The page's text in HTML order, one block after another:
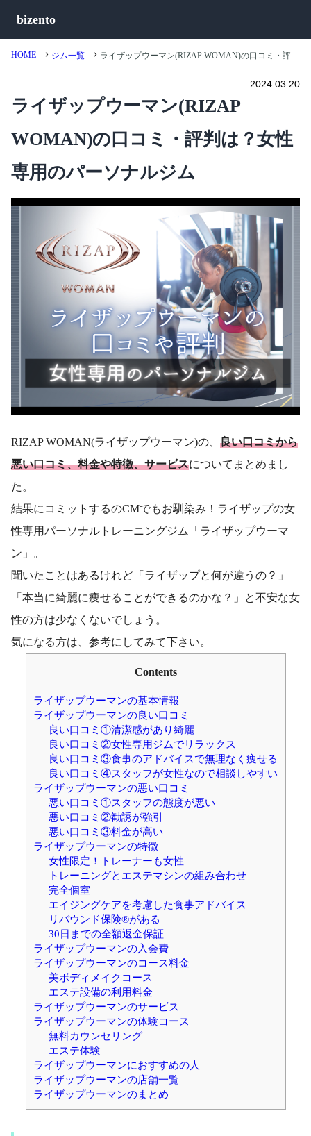
bizento
HOME ジム一覧 ライザップウーマン(RIZAP WOMAN)の口コミ・評判は？女性専用のパーソナルジム
2024.03.20
ライザップウーマン(RIZAP
WOMAN)の口コミ・評判は？女性
専用のパーソナルジム
RIZAP WOMAN(ライザップウーマン)の、 良い口コミから
悪い口コミ、料金や特徴、サービスについてまとめまし
た。
結果にコミットするのCMでもお馴染み！ライザップの女
性専用パーソナルトレーニングジム「ライザップウーマ
ン」。
聞いたことはあるけれど「ライザップと何が違うの？」
「本当に綺麗に痩せることができるのかな？」と不安な女
性の方は少なくないでしょう。
気になる方は、参考にしてみて下さい。
Contents
ライザップウーマンの基本情報
ライザップウーマンの良い口コミ
良い口コミ①清潔感があり綺麗
良い口コミ②女性専用ジムでリラックス
良い口コミ③食事のアドバイスで無理なく痩せる
良い口コミ④スタッフが女性なので相談しやすい
ライザップウーマンの悪い口コミ
悪い口コミ①スタッフの態度が悪い
悪い口コミ②勧誘が強引
悪い口コミ③料金が高い
ライザップウーマンの特徴
女性限定！トレーナーも女性
トレーニングとエステマシンの組み合わせ
完全個室
エイジングケアを考慮した食事アドバイス
リバウンド保険®がある
30日までの全額返金保証
ライザップウーマンの入会費
ライザップウーマンのコース料金
美ボディメイクコース
エステ設備の利用料金
ライザップウーマンのサービス
ライザップウーマンの体験コース
無料カウンセリング
エステ体験
ライザップウーマンにおすすめの人
ライザップウーマンの店舗一覧
ライザップウーマンのまとめ